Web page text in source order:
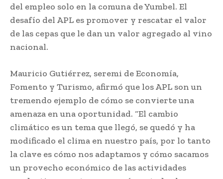
del empleo solo en la comuna de Yumbel. El
desafío del APL es promover y rescatar el valor
de las cepas que le dan un valor agregado al vino
nacional.
Mauricio Gutiérrez, seremi de Economía,
Fomento y Turismo, afirmó que los APL son un
tremendo ejemplo de cómo se convierte una
amenaza en una oportunidad. “El cambio
climático es un tema que llegó, se quedó y ha
modificado el clima en nuestro país, por lo tanto
la clave es cómo nos adaptamos y cómo sacamos
un provecho económico de las actividades